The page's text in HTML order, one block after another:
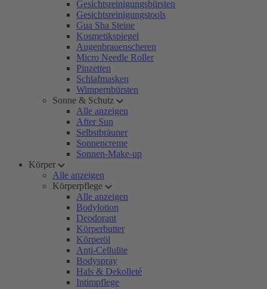
Gesichtsreinigungsbürsten
Gesichtsreinigungstools
Gua Sha Steine
Kosmetikspiegel
Augenbrauenscheren
Micro Needle Roller
Pinzetten
Schlafmasken
Wimpernbürsten
Sonne & Schutz
Alle anzeigen
After Sun
Selbstbräuner
Sonnencreme
Sonnen-Make-up
Körper
Alle anzeigen
Körperpflege
Alle anzeigen
Bodylotion
Deodorant
Körperbutter
Körperöl
Anti-Cellulite
Bodyspray
Hals & Dekolleté
Intimpflege